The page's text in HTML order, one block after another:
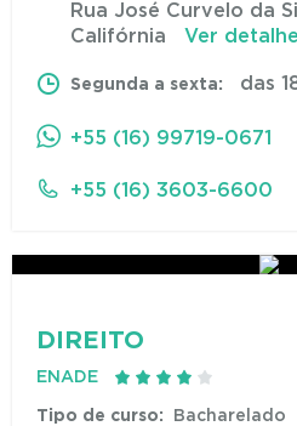
Rua José Curvelo da
Califórnia Ver
Segunda a sexta: das
+55 (16) 99719-0671
+55 (16) 3603-6600
DIREITO
ENADE
Tipo de curso: Bacharelado